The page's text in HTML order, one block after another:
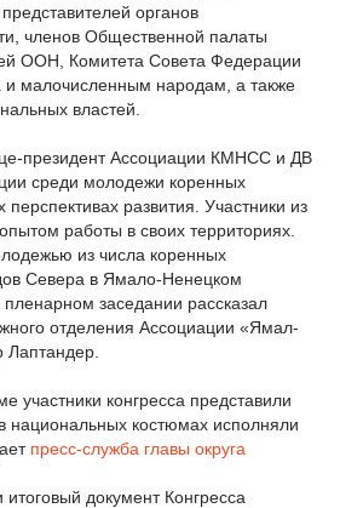
органов
членов Общественной палаты
ООН, Комитета Совета Федерации
малочисленным народам, а также
властей.
президент Ассоциации КМНСС и ДВ
среди молодежи коренных
развития. Участники из
работы в своих территориях.
из числа коренных
Севера в Ямало-Ненецком
заседании рассказал
отделения Ассоциации «Ямал-
Лаптандер.
участники конгресса представили
национальных костюмах исполняли
пресс-служба главы округа
документ Конгресса